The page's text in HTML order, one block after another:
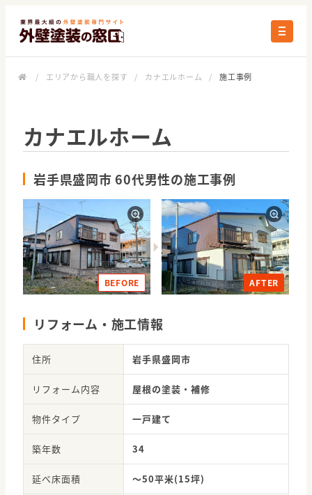
/ エリアから職人を探す / カナエルホーム / 施工事例
カナエルホーム
岩手県盛岡市 60代男性の施工事例
BEFORE AFTER
リフォーム・施工情報
住所 岩手県盛岡市
リフォーム内容 屋根の塗装・補修
物件タイプ 一戸建て
築年数 34
延べ床面積 ～50平米(15坪)